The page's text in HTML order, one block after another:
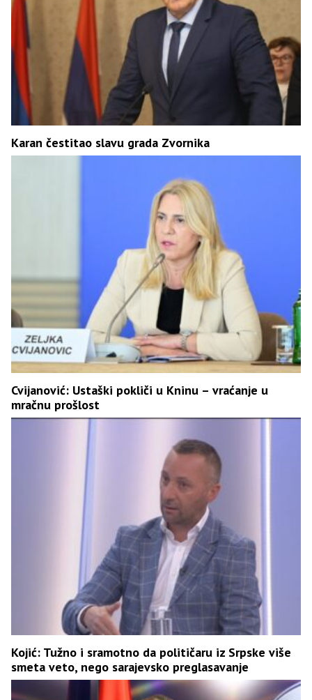
Karan čestitao slavu grada Zvornika
Cvijanović: Ustaški pokliči u Kninu – vraćanje u
mračnu prošlost
Kojić: Tužno i sramotno da političaru iz Srpske više
smeta veto, nego sarajevsko preglasavanje